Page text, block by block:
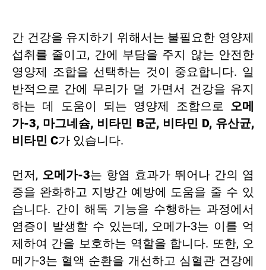
간 건강을 유지하기 위해서는 불필요한 영양제
섭취를 줄이고, 간에 부담을 주지 않는 안전한
영양제 조합을 선택하는 것이 중요합니다. 일
반적으로 간에 무리가 덜 가면서 건강을 유지
하는 데 도움이 되는 영양제 조합으로 오메
가-3, 마그네슘, 비타민 B군, 비타민 D, 유산균,
비타민 C가 있습니다.
먼저, 오메가-3는 항염 효과가 뛰어나 간의 염
증을 완화하고 지방간 예방에 도움을 줄 수 있
습니다. 간이 해독 기능을 수행하는 과정에서
염증이 발생할 수 있는데, 오메가-3는 이를 억
제하여 간을 보호하는 역할을 합니다. 또한, 오
메가-3는 혈액 순환을 개선하고 심혈관 건강에